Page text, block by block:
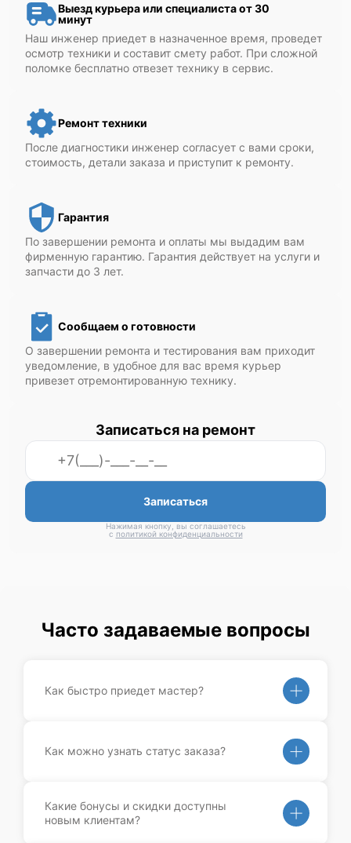
Выезд курьера или специалиста от 30
минут
Наш инженер приедет в назначенное время, проведет
осмотр техники и составит смету работ. При сложной
поломке бесплатно отвезет технику в сервис.
Ремонт техники
После диагностики инженер согласует с вами сроки,
стоимость, детали заказа и приступит к ремонту.
Гарантия
По завершении ремонта и оплаты мы выдадим вам
фирменную гарантию. Гарантия действует на услуги и
запчасти до 3 лет.
Сообщаем о готовности
О завершении ремонта и тестирования вам приходит
уведомление, в удобное для вас время курьер
привезет отремонтированную технику.
Записаться на ремонт
Записаться
Нажимая кнопку, вы соглашаетесь
с политикой конфиденциальности
Часто задаваемые вопросы
Как быстро приедет мастер?
Как можно узнать статус заказа?
Какие бонусы и скидки доступны
новым клиентам?